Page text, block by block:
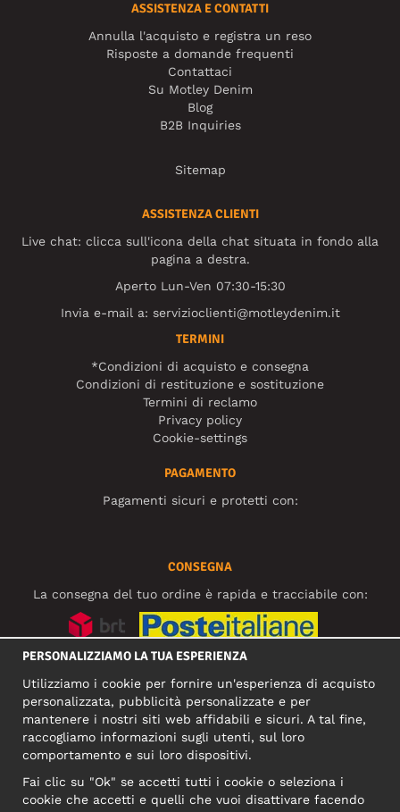
ASSISTENZA E CONTATTI
Annulla l'acquisto e registra un reso
Risposte a domande frequenti
Contattaci
Su Motley Denim
Blog
B2B Inquiries
Sitemap
ASSISTENZA CLIENTI
Live chat: clicca sull'icona della chat situata in fondo alla
pagina a destra.
Aperto Lun-Ven 07:30-15:30
Invia e-mail a: servizioclienti@motleydenim.it
TERMINI
*Condizioni di acquisto e consegna
Condizioni di restituzione e sostituzione
Termini di reclamo
Privacy policy
Cookie-settings
PAGAMENTO
Pagamenti sicuri e protetti con:
CONSEGNA
La consegna del tuo ordine è rapida e tracciabile con:
INDIRIZZO COMMERCIALE
Narva mnt 5, EE-10117 Tallinn
Reg: 12356245
PERSONALIZZIAMO LA TUA ESPERIENZA
Utilizziamo i cookie per fornire un'esperienza di acquisto
personalizzata, pubblicità personalizzate e per
mantenere i nostri siti web affidabili e sicuri. A tal fine,
raccogliamo informazioni sugli utenti, sul loro
comportamento e sui loro dispositivi.
Fai clic su "Ok" se accetti tutti i cookie o seleziona i
cookie che accetti e quelli che vuoi disattivare facendo